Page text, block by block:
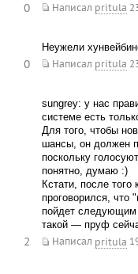
Написал pritula
0
Неужели
Написал pritula
0
sungrey: у нас
системе есть
Для того, чтобы
шансы, он должен
поскольку
понятно, думаю :)
Кстати, после
проговорился,
пойдет следующим
такой — пруф
Написал pritula
2